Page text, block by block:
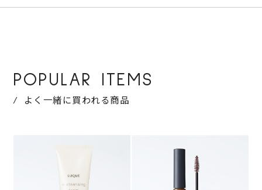
POPULAR ITEMS
よく一緒に買われる商品